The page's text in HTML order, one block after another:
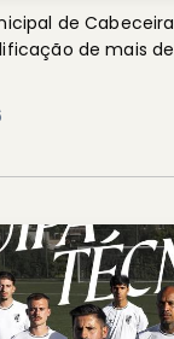
de
de mais de